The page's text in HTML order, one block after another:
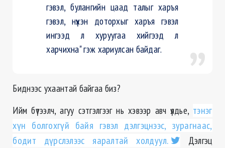
гэвэл, булангийн цаад талыг харъя
гэвэл, нүхэн доторхыг харъя гэвэл
ингээд л хуруугаа хийгээд л
харчихна" гэж хариулсан байдаг.
Биднээс ухаантай байгаа биз?
Ийм бүтээлч, агуу сэтгэлгээг нь хэвээр авч үлдье, тэнэг
хүн болгохгүй байя гэвэл дэлгэцнээс, зурагнаас,
бодит дүрслэлээс яаралтай холдуул.
Дэлгэц